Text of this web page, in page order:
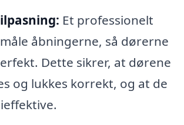
Et professionelt
åbningerne, så dørerne
Dette sikrer, at dørene
og lukkes korrekt, og at de